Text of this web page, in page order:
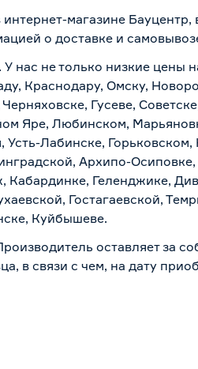
магазине
о доставке и
нас не только низкие цены
Краснодару, Омску,
Гусеве,
Яре, Любинском,
Лабинске,
Архипо-
Кабардинке, Геленджике,
Гостагаевской,
Куйбышеве.
оставляет за
в связи с чем, на дату